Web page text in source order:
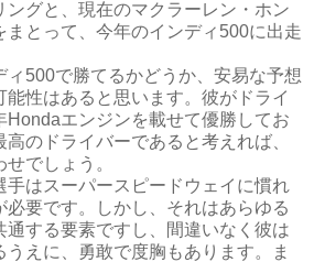
ングと、現在のマクラーレン・ホン
まとって、今年のインディ500に出走
ィ500で勝てるかどうか、安易な予想
能性はあると思います。彼がドライ
Hondaエンジンを載せて優勝してお
のドライバーであると考えれば、
でしょう。
手はスーパースピードウェイに慣れ
必要です。しかし、それはあらゆる
通する要素ですし、間違いなく彼は
えに、勇敢で度胸もあります。ま